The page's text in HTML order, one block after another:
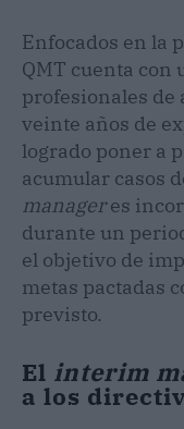
Enfocados en la
QMT cuenta con
profesionales de
veinte años de
logrado poner a
acumular casos
manageres
durante un
el objetivo de
metas pactadas
previsto.
El interim
a los